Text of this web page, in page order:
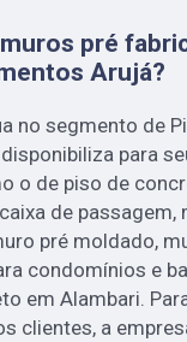
pré
Arujá?
no segmento de
para
o de piso de
de passagem,
pré moldado,
condomínios e
em Alambari.
clientes, a